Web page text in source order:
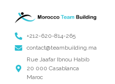
+212-620-814-265
contact@teambuilding.ma
Rue Jaafar Ibnou Habib
20 000 Casablanca
Maroc